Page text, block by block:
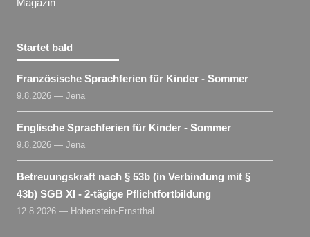
Magazin
Startet bald
Französische Sprachferien für Kinder - Sommer
9.8.2026 — Jena
Englische Sprachferien für Kinder - Sommer
9.8.2026 — Jena
Betreuungskraft nach § 53b (in Verbindung mit §
43b) SGB XI - 2-tägige Pflichtfortbildung
12.8.2026 — Hohenstein-Ernstthal